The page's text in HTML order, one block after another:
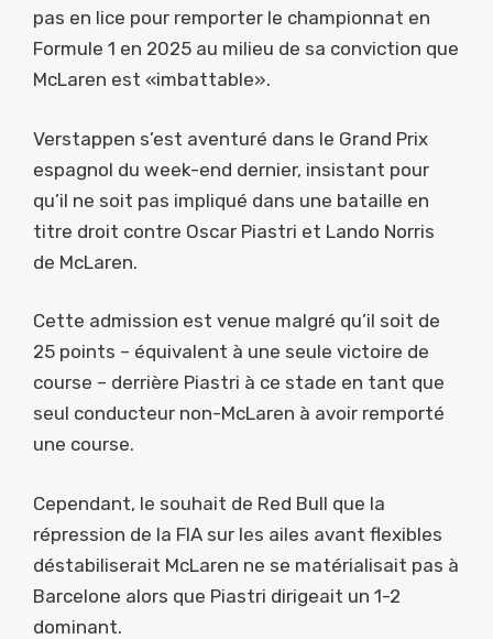
pas en lice pour remporter le championnat en
Formule 1 en 2025 au milieu de sa conviction que
McLaren est «imbattable».
Verstappen s’est aventuré dans le Grand Prix
espagnol du week-end dernier, insistant pour
qu’il ne soit pas impliqué dans une bataille en
titre droit contre Oscar Piastri et Lando Norris
de McLaren.
Cette admission est venue malgré qu’il soit de
25 points – équivalent à une seule victoire de
course – derrière Piastri à ce stade en tant que
seul conducteur non-McLaren à avoir remporté
une course.
Cependant, le souhait de Red Bull que la
répression de la FIA sur les ailes avant flexibles
déstabiliserait McLaren ne se matérialisait pas à
Barcelone alors que Piastri dirigeait un 1-2
dominant.